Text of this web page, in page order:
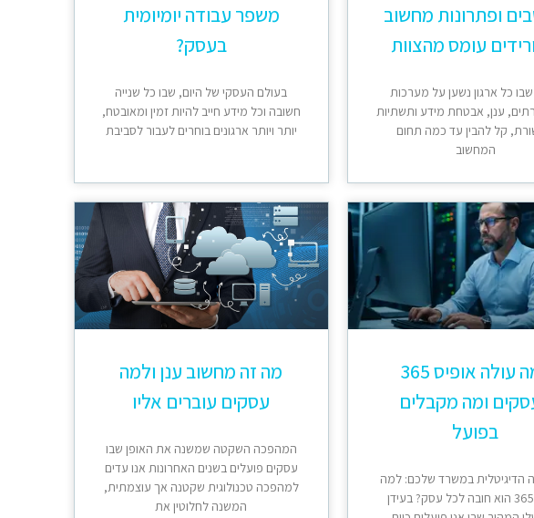
ופתרונות מחשוב
עומס מהצוות
שבו כל ארגון נשען על מערכות
ענן, אבטחת מידע ותשתיות
קל להבין עד כמה תחום
המחשוב
משפר עבודה יומיומית
בעסק?
בעולם העסקי של היום, שבו כל שנייה
חשובה וכל מידע חייב להיות זמין ומאובטח,
יותר ויותר ארגונים בוחרים לעבור לסביבת
כמה עולה אופיס 365
ומה מקבלים
בפועל
הדיגיטלית במשרד שלכם: למה
אופיס 365 הוא חובה לכל עסק? בעידן
מה זה מחשוב ענן ולמה
עסקים עוברים אליו
המהפכה השקטה שמשנה את האופן שבו
עסקים פועלים בשנים האחרונות אנו עדים
למהפכה טכנולוגית שקטנה אך עוצמתית,
המשנה לחלוטין את